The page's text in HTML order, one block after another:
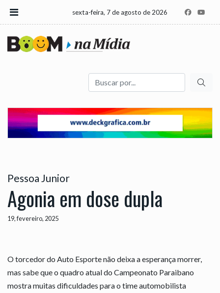
sexta-feira, 7 de agosto de 2026
Buscar
Pessoa Junior
Agonia em dose dupla
19, fevereiro, 2025
O torcedor do Auto Esporte não deixa a esperança morrer,
mas sabe que o quadro atual do Campeonato Paraibano
mostra muitas dificuldades para o time automobilista